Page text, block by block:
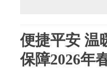
便捷平安
保障2026年